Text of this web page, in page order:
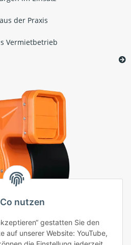
nutzen
gestatten Sie den
auf unserer Website: YouTube,
der Praxis
Vermietbetrieb